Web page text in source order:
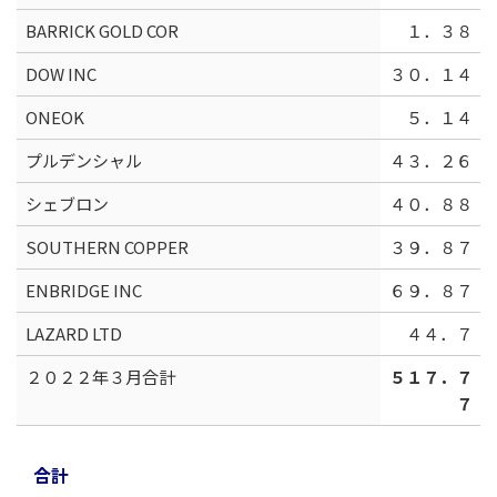
BARRICK GOLD COR
１．３８
DOW INC
３０．１４
ONEOK
５．１４
プルデンシャル
４３．２６
シェブロン
４０．８８
SOUTHERN COPPER
３９．８７
ENBRIDGE INC
６９．８７
LAZARD LTD
４４．７
２０２２年３月合計
５１７．７
７
合計